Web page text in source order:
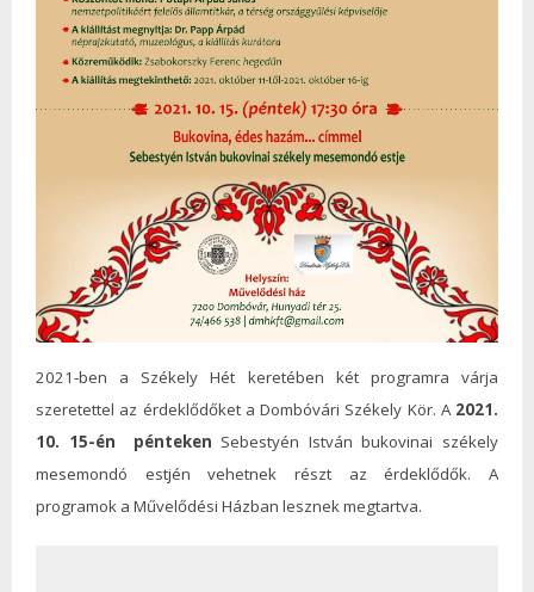
2021-ben a Székely Hét keretében két programra várja
szeretettel az érdeklődőket a Dombóvári Székely Kör. A 2021.
10. 15-én
pénteken Sebestyén István bukovinai székely
mesemondó estjén vehetnek részt az érdeklődők. A
programok a Művelődési Házban lesznek megtartva.